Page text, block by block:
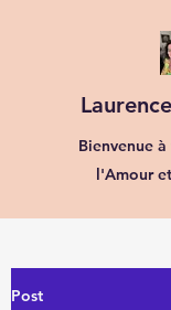
Bienvenue
l'Amour
Post